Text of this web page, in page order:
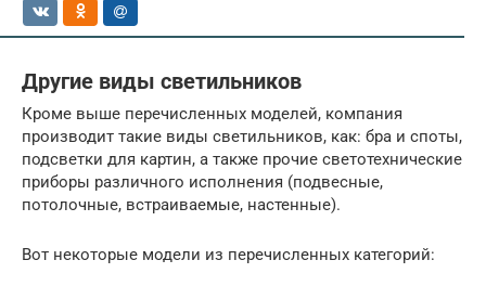
Другие виды светильников
Кроме выше перечисленных моделей, компания
производит такие виды светильников, как: бра и споты,
подсветки для картин, а также прочие светотехнические
приборы различного исполнения (подвесные,
потолочные, встраиваемые, настенные).
Вот некоторые модели из перечисленных категорий: